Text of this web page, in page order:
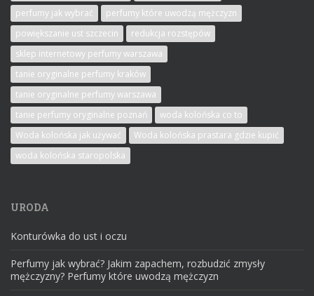
perfumy jak wybrać
perfumy które uwodzą mężczyzn
powiększanie ust szczecin
redukcja rozstępów
sklep internetowy perfumy warszawa
tanie oryginalne perfumy kraków
tanie oryginalne perfumy warszawa
tanie perfumy oryginalne poznań
woda kolońska co to
Woda kolońska jak używać
Woda kolońska prastara gdzie kupić
woda kolońska staropolska
URODA
Konturówka do ust i oczu
Perfumy jak wybrać? Jakim zapachem, rozbudzić zmysły
mężczyzny? Perfumy które uwodzą mężczyzn